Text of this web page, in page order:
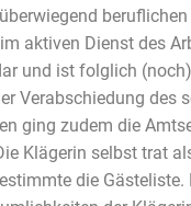
beruflichen
aktiven Dienst des
und ist folglich
Verabschiedung des
ging zudem die
Klägerin selbst trat
die Gästeliste.